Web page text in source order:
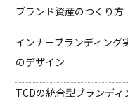
ブランド資産のつくり方
インナーブランディン
のデザイン
TCDの統合型ブランディ